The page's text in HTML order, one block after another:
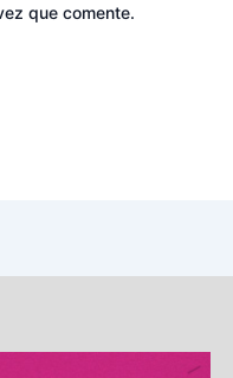
que comente.